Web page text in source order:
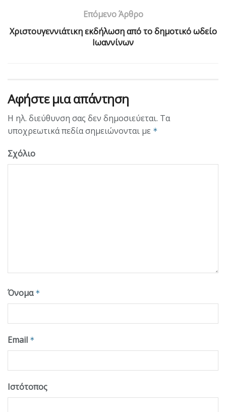
Επόμενο Άρθρο
Χριστουγεννιάτικη εκδήλωση από το δημοτικό ωδείο
Ιωαννίνων
Αφήστε μια απάντηση
Η ηλ. διεύθυνση σας δεν δημοσιεύεται. Τα
υποχρεωτικά πεδία σημειώνονται με *
Σχόλιο
Όνομα *
Email *
Ιστότοπος